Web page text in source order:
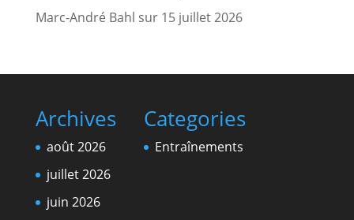
Marc-André Bahl sur 15 juillet 2026
Archives
août 2026
juillet 2026
juin 2026
Categories
Entraînements